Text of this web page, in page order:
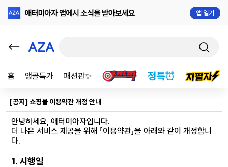
앱 열기
홈 앵콜특가 패션관✨
[공지] 쇼핑몰 이용약관 개정 안내
안녕하세요, 애터미아자입니다.
더 나은 서비스 제공을 위해 「이용약관」을 아래와 같이 개정합니
다.
1. 시행일